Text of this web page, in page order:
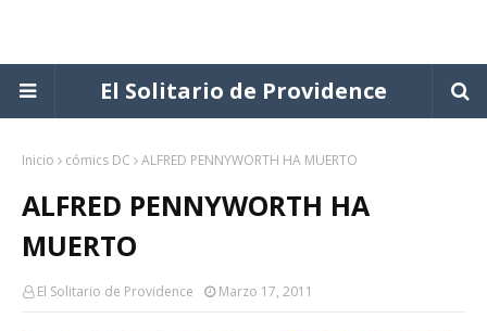
El Solitario de Providence
Inicio cómics DC ALFRED PENNYWORTH HA MUERTO
ALFRED PENNYWORTH HA
MUERTO
El Solitario de Providence Marzo 17, 2011